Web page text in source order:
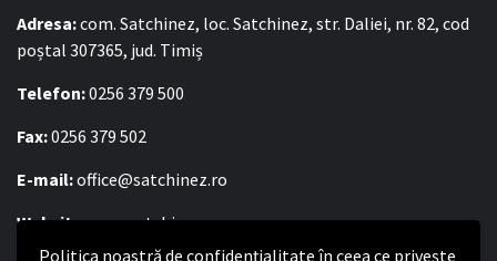
Politica noastră de confidențialitate în ceea ce privește
Adresa:com. Satchinez, loc. Satchinez, str. Daliei, nr. 82, cod
poștal 307365, jud. Timiș
Telefon:0256 379 500
Fax:0256 379 502
E-mail:office@satchinez.ro
Website:www.satchinez.ro